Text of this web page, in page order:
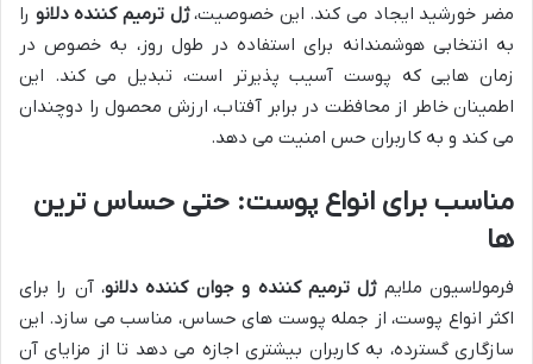
مضر خورشید ایجاد می کند. این خصوصیت،ژل ترمیم کننده دلانو را
به انتخابی هوشمندانه برای استفاده در طول روز، به خصوص در
زمان هایی که پوست آسیب پذیرتر است، تبدیل می کند. این
اطمینان خاطر از محافظت در برابر آفتاب، ارزش محصول را دوچندان
می کند و به کاربران حس امنیت می دهد.
مناسب برای انواع پوست: حتی حساس ترین
ها
فرمولاسیون ملایمژل ترمیم کننده و جوان کننده دلانو، آن را برای
اکثر انواع پوست، از جمله پوست های حساس، مناسب می سازد. این
سازگاری گسترده، به کاربران بیشتری اجازه می دهد تا از مزایای آن